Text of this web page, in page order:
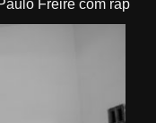
Freire com rap